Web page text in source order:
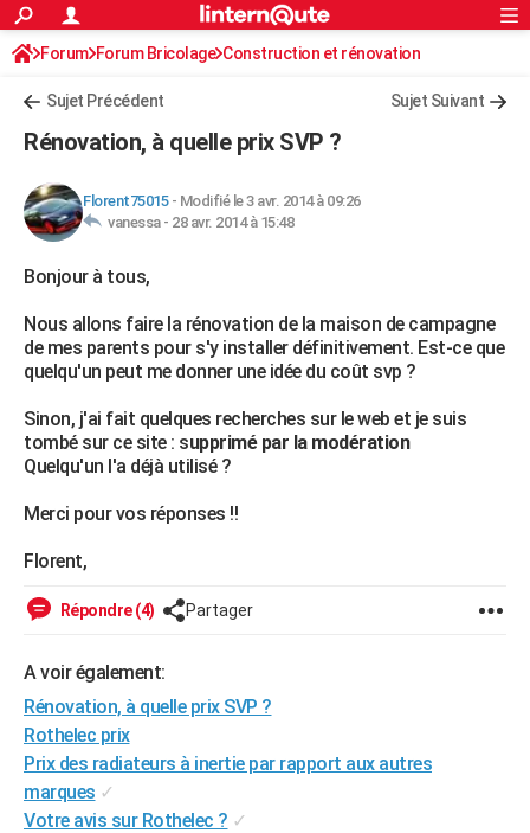
ACTUALITÉS
Politique
Société
Faits Divers
Education
Monde
Villes
+
Retraite
Impôts
Epargne
Immobilier
Risques naturels par ville
Banque
Assurance
Crédit
AUTO
HIGH-TECH
BRICOLAGE
Forum
Aménagement intérieur
Extérieur
Cuisine
Salle de bains
Jardinage
Rangement
WEEK-END
Guides de France
Escapades
Patrimoine
Expositions
Musées
Week-end nature
+LIFESTYLE
Art de vivre
Bien-être
Loisirs
ModeModes de vie
SANTE
Alimentation
Guide de la santé
Maladies
Médicaments
Sommeil
VOYAGE
Destinations
City break
Voyage nature
Voyage de noces
Forum
Climat
+PHOTO
GUIDES D'ACHAT
CARTE DE VOEUX
Carte de Noël
Carte Bonne année
Carte Saint-Valentin
Carte Pâques
Carte d'anniversaire
DICTIONNAIRE
Dictionnaire
Biographies
Citations
Expressions
Proverbes
PROGRAMME TV
Rechercher
S'inscrire
Connexion
Forum Forum Bricolage Construction et rénovation
Charpente, toiture, combles
Sujet Précédent Sujet Suivant
Rénovation, à quelle prix SVP ?
Florent75015- Modifié le 3 avr. 2014 à 09:26
vanessa - 28 avr. 2014 à 15:48
Bonjour à tous,
Nous allons faire la rénovation de la maison de campagne
de mes parents pour s'y installer définitivement. Est-ce que
quelqu'un peut me donner une idée du coût svp ?
Sinon, j'ai fait quelques recherches sur le web et je suis
tombé sur ce site : supprimé par la modération
Quelqu'un l'a déjà utilisé ?
Merci pour vos réponses !!
Florent,
Répondre (4) Partager
A voir également:
Rénovation, à quelle prix SVP ?
Rothelec prix
Prix des radiateurs à inertie par rapport aux autres
marques ✓
Votre avis sur Rothelec ? ✓